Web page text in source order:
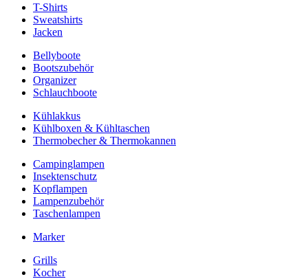
T-Shirts
Sweatshirts
Jacken
Bellyboote
Bootszubehör
Organizer
Schlauchboote
Kühlakkus
Kühlboxen & Kühltaschen
Thermobecher & Thermokannen
Campinglampen
Insektenschutz
Kopflampen
Lampenzubehör
Taschenlampen
Marker
Grills
Kocher